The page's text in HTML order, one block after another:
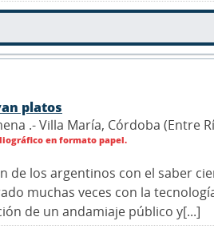
platos
.- Villa María, Córdoba (Entre
en formato papel.
de los argentinos con el saber
muchas veces con la
de un andamiaje público y[...]